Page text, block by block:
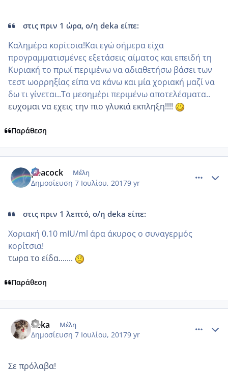
στις πριν 1 ώρα, ο/η deka είπε:
Καλημέρα κορίτσια!Και εγώ σήμερα είχα
προγραμματισμένες εξετάσεις αίματος και επειδή τη
Κυριακή το πρωί περιμένω να αδιαθετήσω βάσει των
τεστ ωορρηξίας είπα να κάνω και μία χοριακή μαζί να
δω τι γίνεται..Το μεσημέρι περιμένω αποτελέσματα..
ευχομαι να εχεις την πιο γλυκιά εκπληξη!!!!
Παράθεση
peacock Μέλη
Δημοσίευση 7 Ιουλίου, 20179 yr
στις πριν 1 λεπτό, ο/η deka είπε:
Χοριακή 0.10 mIU/ml άρα άκυρος ο συναγερμός
κορίτσια!
τωρα το είδα.......
Παράθεση
deka Μέλη
Δημοσίευση 7 Ιουλίου, 20179 yr
Σε πρόλαβα!